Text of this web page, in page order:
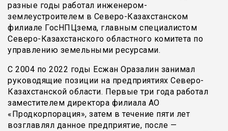
разные годы работал инженером-
землеустроителем в Северо-Казахстанском
филиале ГосНПЦзема, главным специалистом
Северо-Казахстанского областного комитета по
управлению земельными ресурсами.
С 2004 по 2022 годы Есжан Оразалин занимал
руководящие позиции на предприятиях Северо-
Казахстанской области. Первые три года работал
заместителем директора филиала АО
«Продкорпорация», затем в течение пяти лет
возглавлял данное предприятие, после —